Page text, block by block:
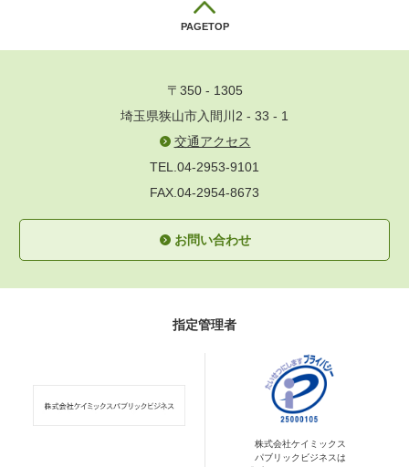
PAGETOP
〒350 - 1305
埼玉県狭山市入間川2 - 33 - 1
交通アクセス
TEL.04-2953-9101
FAX.04-2954-8673
お問い合わせ
指定管理者
株式会社ケイミックス
パブリックビジネスは